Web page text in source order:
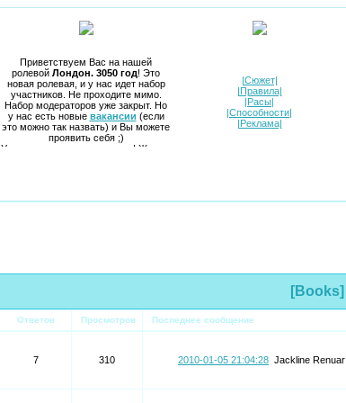
Приветствуем Вас на нашей
ролевой Лондон. 3050 год! Это
новая ролевая, и у нас идет набор
участников. Не проходите мимо.
Набор модераторов уже закрыт. Но
у нас есть новые вакансии (если
это можно так назвать) и Вы можете
проявить себя ;)
Уже можете начинать играть! Желаю
|Сюжет|
|Правила|
|Расы|
|Способности|
|Реклама|
[Books]
Ответов Просмотров Последнее сообщение
7
310 2010-01-05 21:04:28 Jackline Renuar